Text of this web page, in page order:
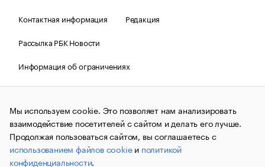
Контактная информация
Редакция
Рассылка РБК Новости
Информация об ограничениях
Правовая информация
О соблюдении авторских прав
© АО «РОСБИЗНЕСКОНСАЛТИНГ»,1995–2026.Сообщения
и материалы информационного агентства «РБК»
(зарегистрировано Федеральной службой по надзору в сфере
связи, информационных технологий и массовых
коммуникаций (Роскомнадзор) 09.12.2015 за номером ИА
№ФС77-63848) сопровождаются пометкой «РБК». Отдельные
Мы используем cookie. Это позволяет нам анализировать
взаимодействие посетителей с сайтом и делать его лучше.
Продолжая пользоваться сайтом, вы соглашаетесь с
использованием файлов cookieи политикой
конфиденциальности.